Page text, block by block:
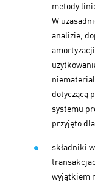
metody
W
analizie,
dotyczącą
systemu
przyjęto
składniki
wyjątkiem